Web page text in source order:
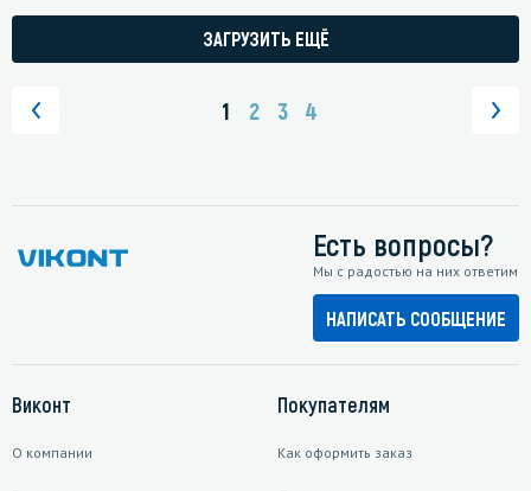
ЗАГРУЗИТЬ ЕЩЁ
1 2 3 4
Есть вопросы?
Мы с радостью на них ответим
НАПИСАТЬ СООБЩЕНИЕ
Виконт
О компании
Покупателям
Как оформить заказ